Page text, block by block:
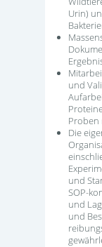
Urin)
und
Proben
Die
und
SOP-
und
und